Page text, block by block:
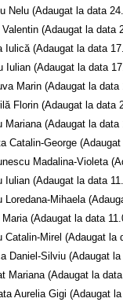
Nelu (Adaugat la data
(Adaugat la data
Iulică (Adaugat la data
Iulian (Adaugat la data
Marin (Adaugat la data
Florin (Adaugat la data
Mariana (Adaugat la data
Catalin-George
Madalina-Violeta
Iulian (Adaugat la data
Loredana-Mihaela
Maria (Adaugat la data
Catalin-Mirel (Adaugat la
Daniel-Silviu (Adaugat
Mariana (Adaugat la
Aurelia Gigi (Adaugat